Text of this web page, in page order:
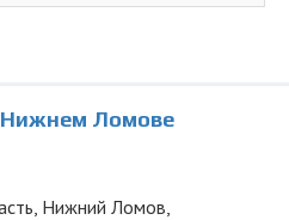
Ломове
Нижний Ломов,